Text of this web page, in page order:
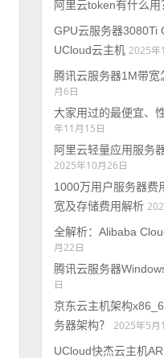
阿里云token有什么
GPU云服务器
UCloud云主机 2025年
腾讯云服务器1M带宽
月6日
大家用过的最便宜、
年11月15日
阿里云轻量应用服务
2025年10月26日
1000万用户服务器费
宽及存储费用解析
全解析：Alibaba
月22日
腾讯云服务器
日
京东云主机架构
务器架构？
2025年5月
UCloud快杰云主机